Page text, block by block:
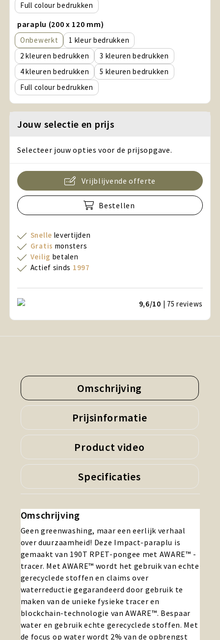
Full colour
paraplu (200 x 120 mm)
Onbewerkt
1
2
3
4
5
Full colour
Jouw selectie en prijs
Selecteer jouw opties voor de prijsopgave.
Vrijblijvende offerte
Bestellen
Snelle levertijden
Gratis monsters
Veilig betalen
Actief sinds 1997
9,6/10 | 75reviews
Omschrijving
Prijsinformatie
Product video
Specificaties
Omschrijving
Geen greenwashing, maar een eerlijk verhaal
over duurzaamheid! Deze Impact-paraplu is
gemaakt van 190T RPET-pongee met AWARE™ -
tracer. Met AWARE™ wordt het gebruik van echte
gerecyclede stoffen en claims over
waterreductie gegarandeerd door gebruik te
maken van de unieke fysieke tracer en
blockchain-technologie van AWARE™. Bespaar
water en gebruik echte gerecyclede stoffen. Met
de focus op water wordt 2% van de opbrengst